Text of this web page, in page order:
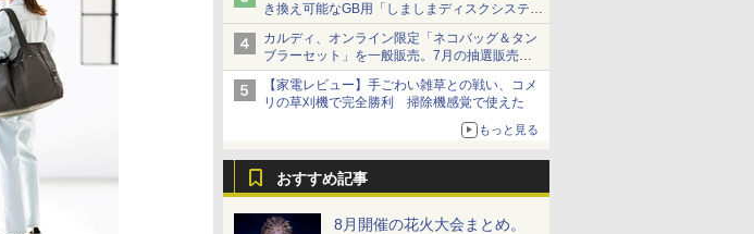
き換え可能なGB用「しましまディスクシステ
ム」
カルディ、オンライン限定「ネコバッグ＆タン
ブラーセット」を一般販売。7月の抽選販売の
当選無効分
【家電レビュー】手ごわい雑草との戦い、コメ
リの草刈機で完全勝利 掃除機感覚で使えた
もっと見る
おすすめ記事
8月開催の花火大会まとめ。